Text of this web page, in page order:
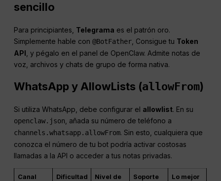
sencillo
Para principiantes, Telegrama es el patrón oro.
Simplemente hable con@BotFather , Consigue tu Token
API , y pégalo en el panel de OpenClaw. Admite notas de
voz, archivos y chats de grupo de forma nativa.
WhatsApp y AllowLists (allowFrom)
Si utiliza WhatsApp, debe configurar el allowlist. En su
openclaw.json , añada su número de teléfono a
channels.whatsapp.allowFrom. Sin esto, cualquiera que
conozca el número de tu bot podría activar costosas
llamadas a la API o acceder a tus notas privadas.
Canal
Dificultad
Nivel de
Soporte
Lo mejor